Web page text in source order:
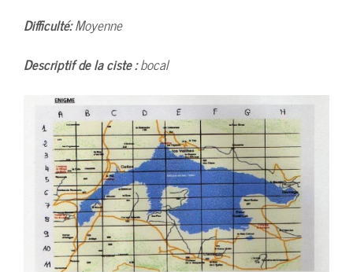
Difficulté:Moyenne
Descriptif de la ciste :bocal